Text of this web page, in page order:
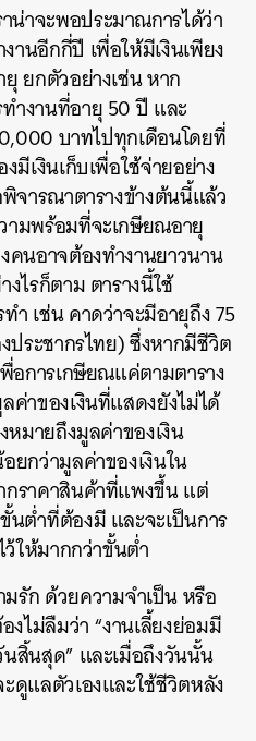
น่าจะพอประมาณการได้ว่า
านอีกกี่ปี เพื่อให้มีเงินเพียง
ยกตัวอย่างเช่น หาก
ำงานที่อายุ 50 ปี และ
บาทไปทุกเดือนโดยที่
มีเงินเก็บเพื่อใช้จ่ายอย่าง
จารณาตารางข้างต้นนี้แล้ว
มพร้อมที่จะเกษียณอายุ
คนอาจต้องทำงานยาวนาน
ไรก็ตาม ตารางนี้ใช้
ำ เช่น คาดว่าจะมีอายุถึง 75
ประชากรไทย) ซึ่งหากมีชีวิต
อการเกษียณแค่ตามตาราง
าของเงินที่แสดงยังไม่ได้
หมายถึงมูลค่าของเงิน
กว่ามูลค่าของเงินใน
ราคาสินค้าที่แพงขึ้น แต่
นต่ำที่ต้องมี และจะเป็นการ
ว้ให้มากกว่าขั้นต่ำ
รัก ด้วยความจำเป็น หรือ
งไม่ลืมว่า “งานเลี้ยงย่อมมี
สิ้นสุด” และเมื่อถึงวันนั้น
ดูแลตัวเองและใช้ชีวิตหลัง